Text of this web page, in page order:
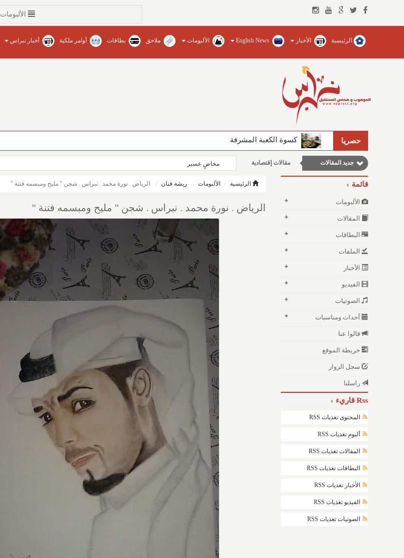
الألبومات
الرئيسية الأخبار English News الألبومات ملاحق بطاقات أوامر ملكية أخبار نبراس
حصريا كسوة الكعبة المشرفة
جديد المقالات
وطنية
مقالات إقتصادية
مقالات اجتماعية
مخاضٍ عسير
قائمة
الألبومات
المقالات
البطاقات
الملفات
الأخبار
الفيديو
الصوتيات
أحداث ومناسبات
قالوا عنا
خريطة الموقع
سجل الزوار
راسلنا
Rss قاريء
المحتوى تغذيات RSS
ألبوم تغذيات RSS
المقالات تغذيات RSS
البطاقات تغذيات RSS
الأخبار تغذيات RSS
الفيديو تغذيات RSS
الصوتيات تغذيات RSS
الرئيسية الألبومات ريشة فنان الرياض . نورة محمد . نبراس . شجن " مليح ومبسمه فتنة "
الرياض . نورة محمد . نبراس . شجن " مليح ومبسمه فتنة "